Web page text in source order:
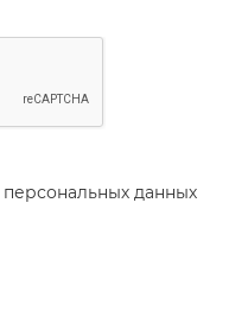
персональных данных